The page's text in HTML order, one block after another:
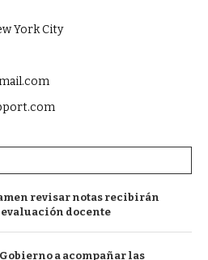
York City
revisar notas recibirán
docente
a acompañar las